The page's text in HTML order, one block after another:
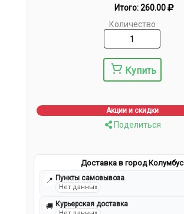
Итого:260.00
Количество
Купить
Акции и скидки
Поделиться
Доставка в город Колумбус
📍 Пункты самовывоза
Нет данных
🚚 Курьерская доставка